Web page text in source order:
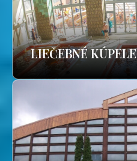
LIEČEBNÉ KÚPELE